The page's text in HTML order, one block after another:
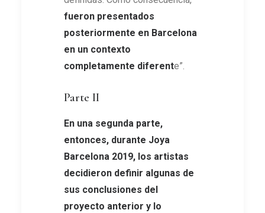
fueron presentados
posteriormente en Barcelona
en un contexto
completamente diferente”.
Parte II
En una segunda parte,
entonces, durante Joya
Barcelona 2019, los artistas
decidieron definir algunas de
sus conclusiones del
proyecto anterior y lo